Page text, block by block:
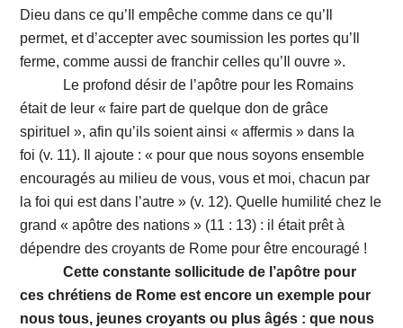
Dieu dans ce qu’Il empêche comme dans ce qu’Il
permet, et d’accepter avec soumission les portes qu’Il
ferme, comme aussi de franchir celles qu’Il ouvre ».
Le profond désir de l’apôtre pour les Romains
était de leur « faire part de quelque don de grâce
spirituel », afin qu’ils soient ainsi « affermis » dans la
foi (v. 11). Il ajoute : « pour que nous soyons ensemble
encouragés au milieu de vous, vous et moi, chacun par
la foi qui est dans l’autre » (v. 12). Quelle humilité chez le
grand « apôtre des nations » (11 : 13) : il était prêt à
dépendre des croyants de Rome pour être encouragé !
Cette constante sollicitude de l’apôtre pour
ces chrétiens de Rome est encore un exemple pour
nous tous, jeunes croyants ou plus âgés : que nous